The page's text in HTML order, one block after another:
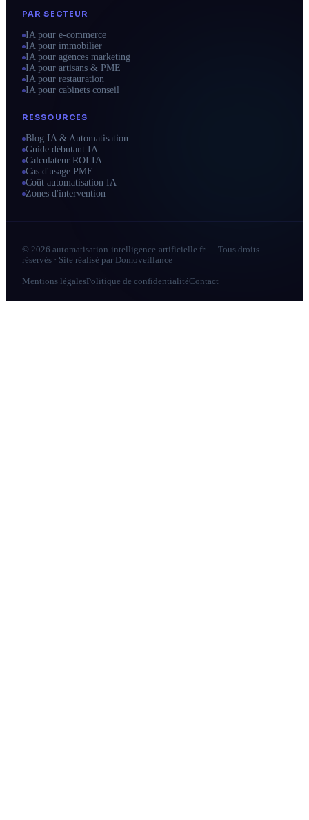
PAR SECTEUR
IA pour e-commerce
IA pour immobilier
IA pour agences marketing
IA pour artisans & PME
IA pour restauration
IA pour cabinets conseil
RESSOURCES
Blog IA & Automatisation
Guide débutant IA
Calculateur ROI IA
Cas d'usage PME
Coût automatisation IA
Zones d'intervention
© 2026 automatisation-intelligence-artificielle.fr — Tous droits
réservés · Site réalisé par Domoveillance
Mentions légalesPolitique de confidentialitéContact